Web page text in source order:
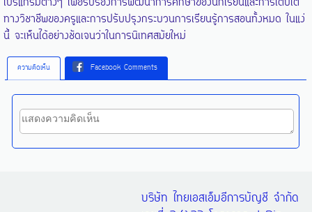
ทางวิชาชีพของครูและการปรับปรุงกระบวนการเรียนรู้การสอนทั้งหมด ในแง่
นี้ จะเห็นได้อย่างชัดเจนว่าในการนิเทศสมัยใหม่
ความคิดเห็น Facebook Comments
บริษัท ไทยเอสเอ็มอีการบัญชี จำกัด